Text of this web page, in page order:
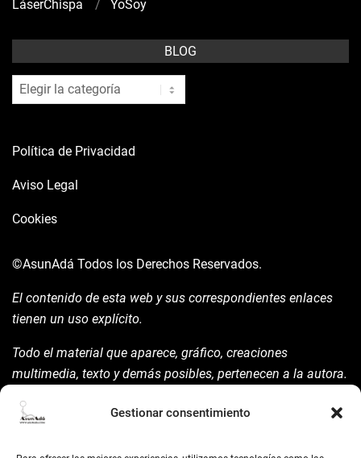
Gestionar consentimiento
LáserChispa
YoSoy
BLOG
blog
Política de Privacidad
Aviso Legal
Cookies
©AsunAdá Todos los Derechos Reservados.
El contenido de esta web y sus correspondientes enlaces
tienen un uso explícito.
Todo el material que aparece, gráfico, creaciones
multimedia, texto y demás posibles, pertenecen a la autora.
la mism para ello.